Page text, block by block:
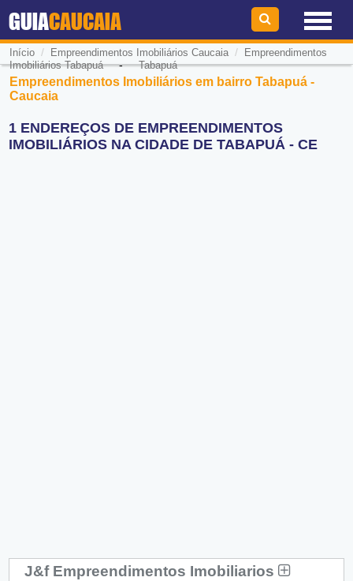
GUIACAUCAIA
Início / Empreendimentos Imobiliários Caucaia/
Empreendimentos
Imobiliários Tabapuá-Tabapuá
Empreendimentos Imobiliários em bairro Tabapuá -
Caucaia
1 ENDEREÇOS DE EMPREENDIMENTOS
IMOBILIÁRIOS NA CIDADE DE TABAPUÁ - CE
J&f Empreendimentos Imobiliarios